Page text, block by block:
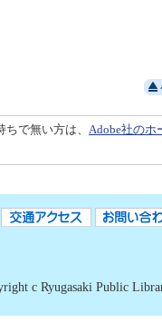
ちで無い方は、 Adobe社のホ
c Ryugasaki Public